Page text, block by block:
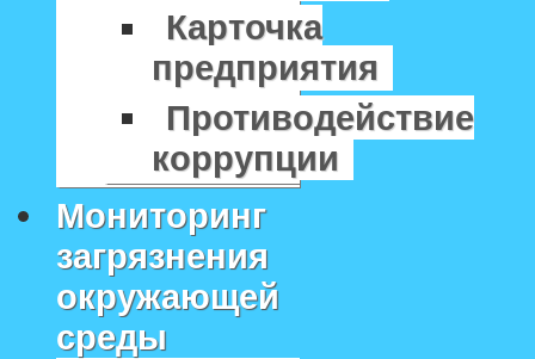
Карточка
предприятия
Противодействие
коррупции
Мониторинг
загрязнения
окружающей
среды